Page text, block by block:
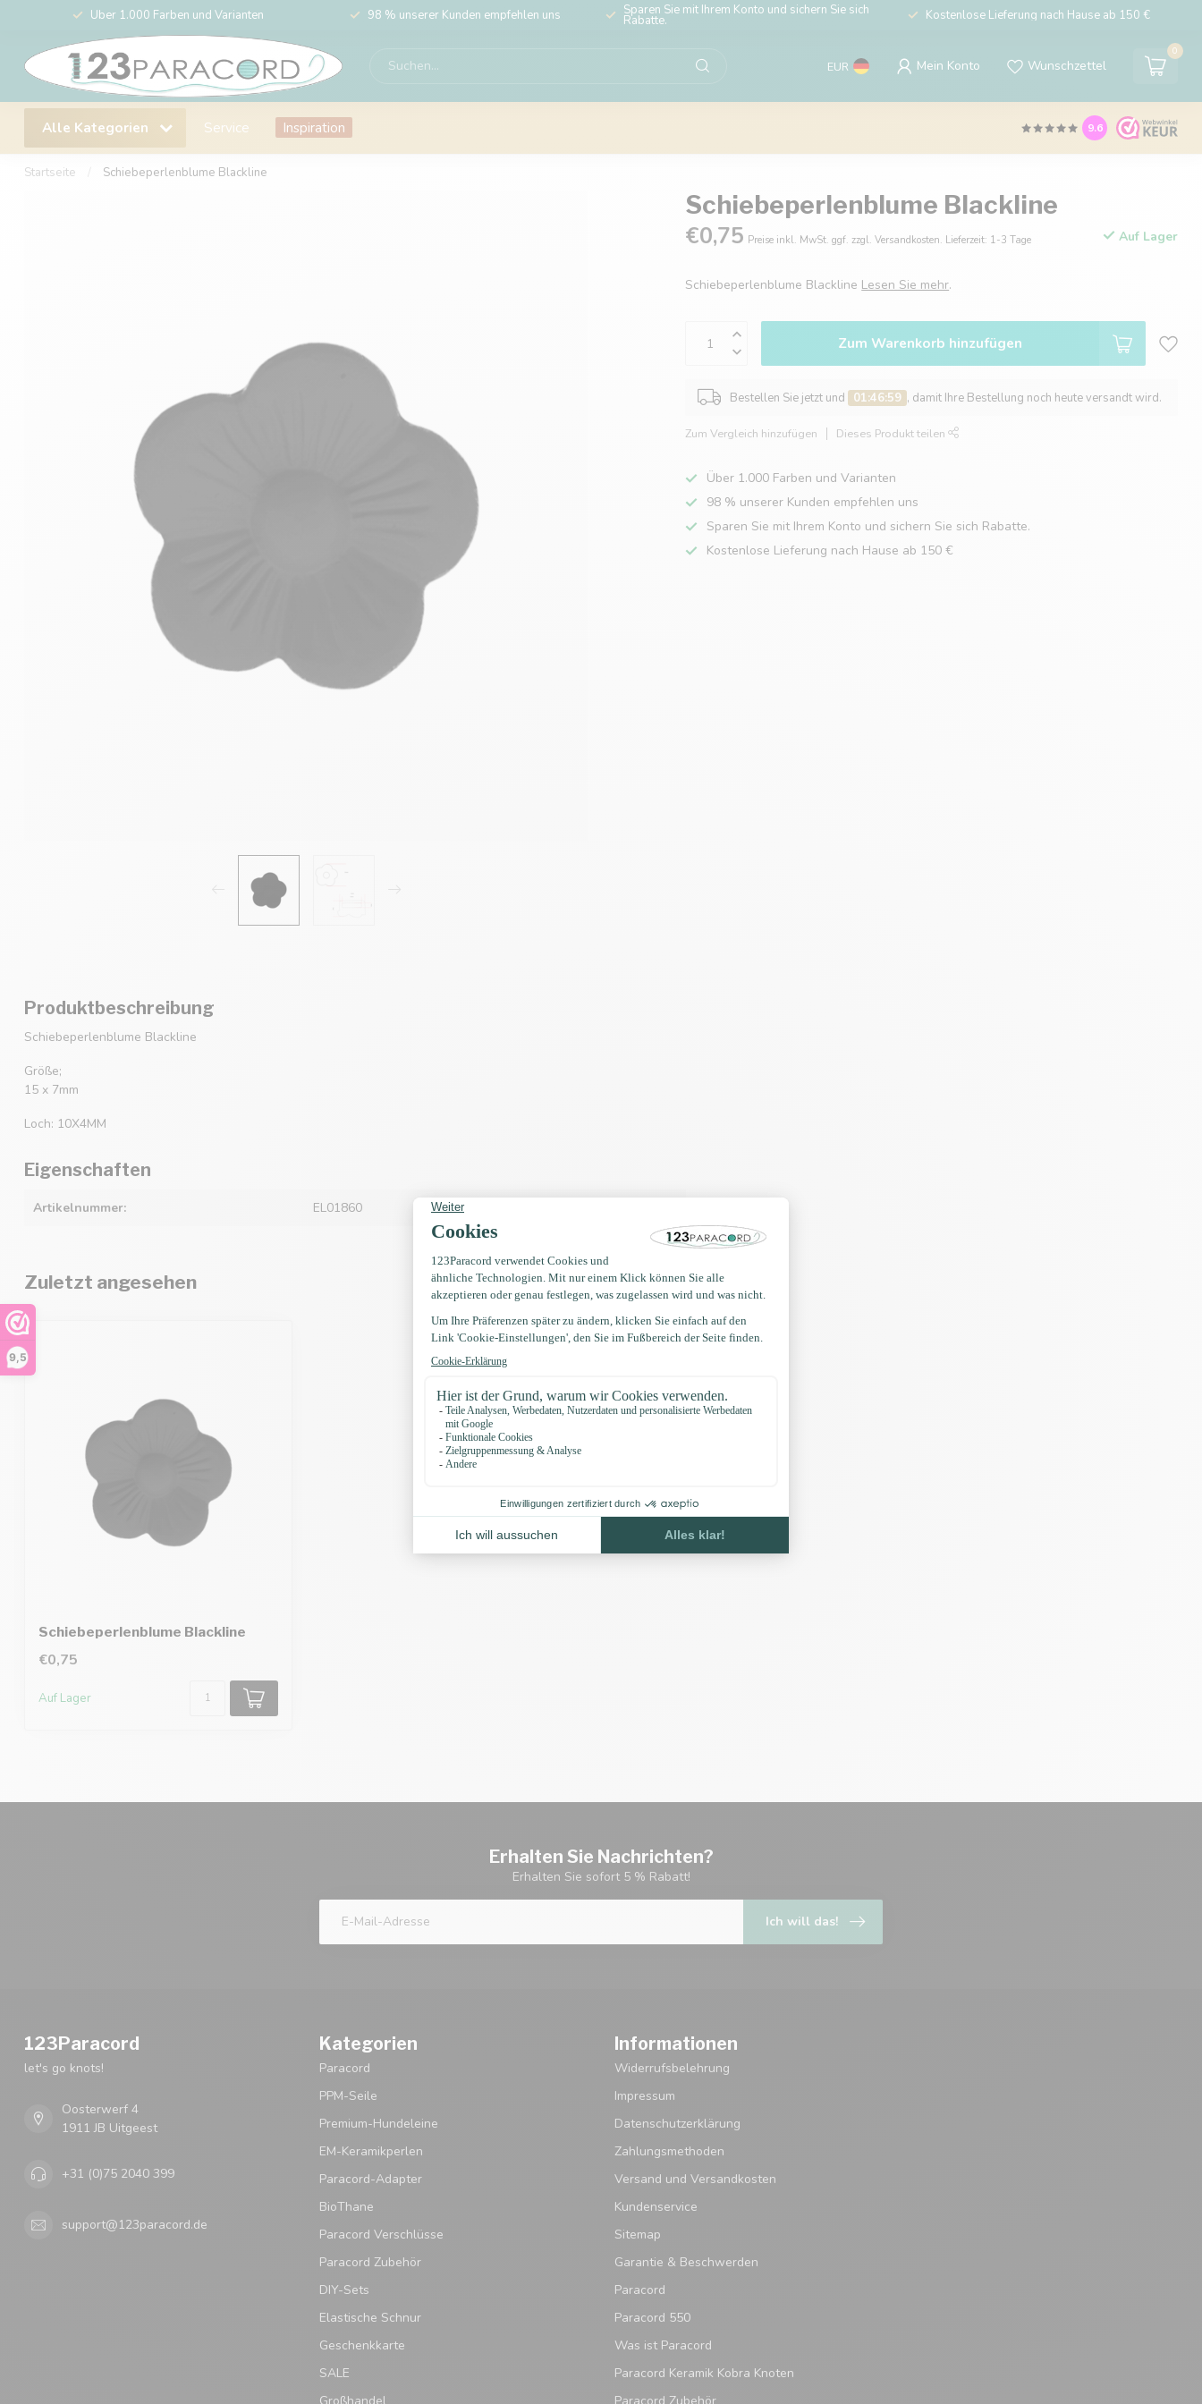
9,5
Über 1.000 Farben und Varianten 98 % unserer Kunden empfehlen uns Sparen Sie mit Ihrem Konto und sichern Sie sich
Rabatte. Kostenlose Lieferung nach Hause ab 150 €
EUR Mein Konto Wunschzettel
0
Alle Kategorien Service Inspiration 9.6
Startseite Schiebeperlenblume Blackline
Schiebeperlenblume Blackline
€0,75 Preise inkl. MwSt. ggf. zzgl. Versandkosten. Lieferzeit: 1-3 Tage Auf Lager
Schiebeperlenblume Blackline Lesen Sie mehr.
Zum Warenkorb hinzufügen
Bestellen Sie jetzt und 01:46:58 , damit Ihre Bestellung noch heute versandt wird.
Zum Vergleich hinzufügen Dieses Produkt teilen
Über 1.000 Farben und Varianten
98 % unserer Kunden empfehlen uns
Sparen Sie mit Ihrem Konto und sichern Sie sich Rabatte.
Kostenlose Lieferung nach Hause ab 150 €
Produktbeschreibung
Schiebeperlenblume Blackline
Größe;
15 x 7mm
Loch: 10X4MM
Eigenschaften
Artikelnummer: EL01860
Zuletzt angesehen
Schiebeperlenblume Blackline
€0,75
Auf Lager
Erhalten Sie Nachrichten?
Erhalten Sie sofort 5 % Rabatt!
Ich will das!
123Paracord
let's go knots!
Oosterwerf 4
1911 JB Uitgeest
+31 (0)75 2040 399
support@123paracord.de
Kategorien
Paracord
PPM-Seile
Premium-Hundeleine
EM-Keramikperlen
Paracord-Adapter
BioThane
Paracord Verschlüsse
Paracord Zubehör
DIY-Sets
Elastische Schnur
Geschenkkarte
SALE
Informationen
Widerrufsbelehrung
Impressum
Datenschutzerklärung
Zahlungsmethoden
Versand und Versandkosten
Kundenservice
Sitemap
Garantie & Beschwerden
Paracord
Paracord 550
Was ist Paracord
Paracord Keramik Kobra Knoten